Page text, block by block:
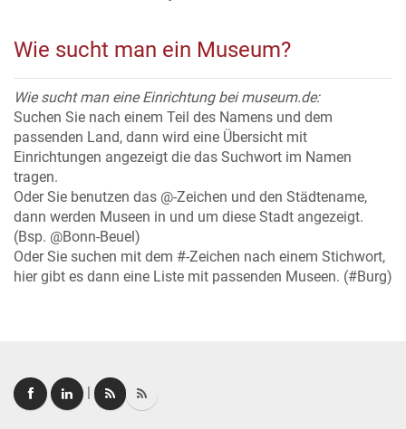
Wie sucht man ein Museum?
Wie sucht man eine Einrichtung bei museum.de:
Suchen Sie nach einem Teil des Namens und dem
passenden Land, dann wird eine Übersicht mit
Einrichtungen angezeigt die das Suchwort im Namen
tragen.
Oder Sie benutzen das @-Zeichen und den Städtename,
dann werden Museen in und um diese Stadt angezeigt.
(Bsp. @Bonn-Beuel)
Oder Sie suchen mit dem #-Zeichen nach einem Stichwort,
hier gibt es dann eine Liste mit passenden Museen. (#Burg)